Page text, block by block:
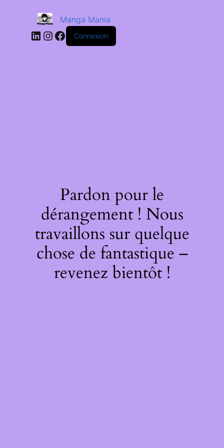
Manga Mania
Connexion
Pardon pour le
dérangement ! Nous
travaillons sur quelque
chose de fantastique –
revenez bientôt !